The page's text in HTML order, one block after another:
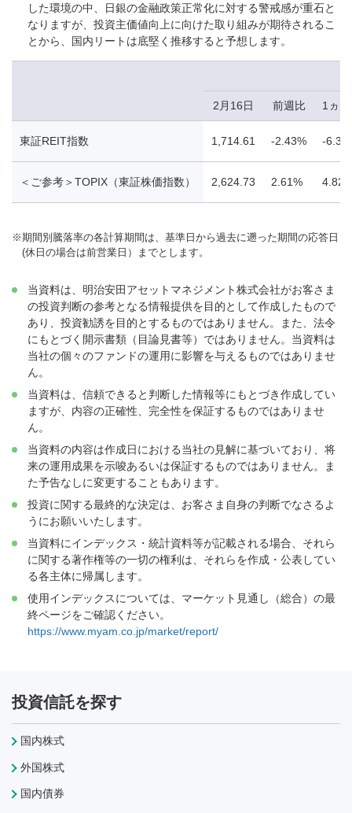
した環境の中、日銀の金融政策正常化に対する警戒感が重石と
なりますが、投資主価値向上に向けた取り組みが期待されるこ
とから、国内リートは底堅く推移すると予想します。
2月16日 前週比 1ヵ
東証REIT指数 1,714.61 -2.43% -
＜ご参考＞TOPIX（東証株価指数） 2,624.73 2.61%
※期間別騰落率の各計算期間は、基準日から過去に遡った期間の応答日
(休日の場合は前営業日）までとします。
当資料は、明治安田アセットマネジメント株式会社がお客さま
の投資判断の参考となる情報提供を目的として作成したもので
あり、投資勧誘を目的とするものではありません。また、法令
にもとづく開示書類（目論見書等）ではありません。当資料は
当社の個々のファンドの運用に影響を与えるものではありませ
ん。
当資料は、信頼できると判断した情報等にもとづき作成してい
ますが、内容の正確性、完全性を保証するものではありませ
ん。
当資料の内容は作成日における当社の見解に基づいており、将
来の運用成果を示唆あるいは保証するものではありません。ま
た予告なしに変更することもあります。
投資に関する最終的な決定は、お客さま自身の判断でなさるよ
うにお願いいたします。
当資料にインデックス・統計資料等が記載される場合、それら
に関する著作権等の一切の権利は、それらを作成・公表してい
る各主体に帰属します。
使用インデックスについては、マーケット見通し（総合）の最
終ページをご確認ください。
https://www.myam.co.jp/market/report/
投資信託を探す
国内株式
外国株式
国内債券